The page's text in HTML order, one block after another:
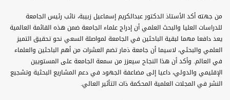
من جهته أكد الأستاذ الدكتور عبدالكريم إسماعيل زبيبة، نائب رئيس الجامعة
للدراسات العليا والبحث العلمي أن إدراج علماء الجامعة ضمن هذه القائمة العالمية
يعد دافعا مهما لبقية الباحثين في الجامعة لمواصلة السعي نحو تحقيق التميز
العلمي والبحثي، لاسيما أن جامعة ذمار تضم العشرات من أهم الباحثين والعلماء
في العالم. وأكد أن هذا النجاح سيعزز من سمعة الجامعة على المستويين
الإقليمي والدولي، داعيا إلى مضاعفة الجهود في دعم المشاريع البحثية وتشجيع
النشر في المجلات العلمية المحكمة ذات التأثير العالي.